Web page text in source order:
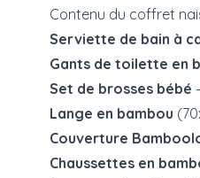
Contenu du coffret
Serviette de bain à
Gants de toilette en
Set de brosses bébé
Lange en bambou
Couverture
Chaussettes en